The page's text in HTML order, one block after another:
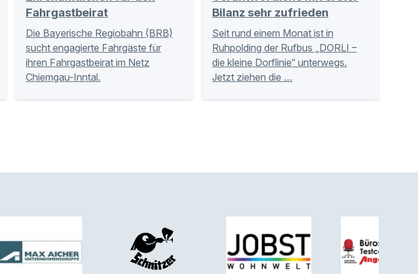
Fahrgastbeirat
Die Bayerische Regiobahn (BRB)
sucht engagierte Fahrgäste für
ihren Fahrgastbeirat im Netz
Chiemgau-Inntal.
Bilanz sehr zufrieden
Seit rund einem Monat ist in
Ruhpolding der Rufbus „DORLI –
die kleine Dorflinie“ unterwegs.
Jetzt ziehen die …